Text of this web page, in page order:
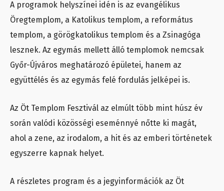
A programok helyszínei idén is az evangélikus
Öregtemplom, a Katolikus templom, a református
templom, a görögkatolikus templom és a Zsinagóga
lesznek. Az egymás mellett álló templomok nemcsak
Győr-Újváros meghatározó épületei, hanem az
együttélés és az egymás felé fordulás jelképei is.
Az Öt Templom Fesztivál az elmúlt több mint húsz év
során valódi közösségi eseménnyé nőtte ki magát,
ahol a zene, az irodalom, a hit és az emberi történetek
egyszerre kapnak helyet.
A részletes program és a jegyinformációk az Öt